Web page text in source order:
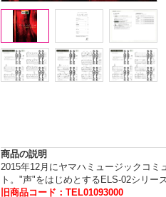
商品の説明
2015年12月にヤマハミュージックコ
ト。"声"をはじめとするELS-02シリー
旧商品コード：TEL01093000